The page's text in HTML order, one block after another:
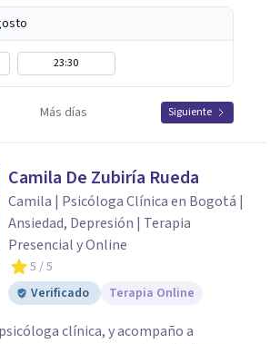
23:30
Más días Siguiente
Camila De Zubiría Rueda
Camila | Psicóloga Clínica en Bogotá |
Ansiedad, Depresión | Terapia
Presencial y Online
5 / 5
Verificado
Terapia Online
clínica, y acompaño a